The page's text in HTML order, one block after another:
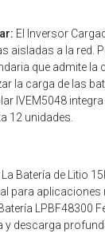
El Inversor
a la red.
que admite la
la carga de las
IVEM5048
12 unidades.
La Batería de Litio
para
LPBF48300
y descarga